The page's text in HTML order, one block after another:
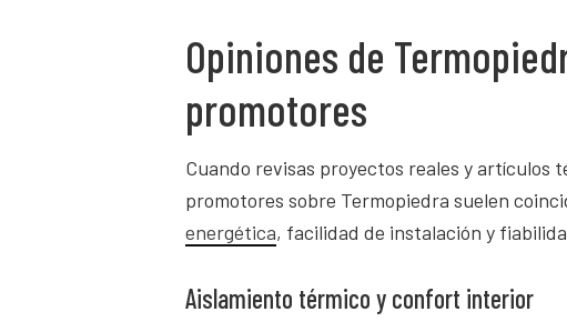
Opiniones de
promotores
Cuando revisas proyectos reales y artículos
promotores sobre Termopiedra suelen
energética, facilidad de instalación y
Aislamiento térmico y confort interior